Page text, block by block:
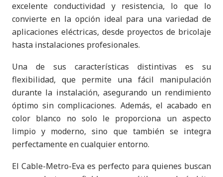
excelente conductividad y resistencia, lo que lo
convierte en la opción ideal para una variedad de
aplicaciones eléctricas, desde proyectos de bricolaje
hasta instalaciones profesionales.
Una de sus características distintivas es su
flexibilidad, que permite una fácil manipulación
durante la instalación, asegurando un rendimiento
óptimo sin complicaciones. Además, el acabado en
color blanco no solo le proporciona un aspecto
limpio y moderno, sino que también se integra
perfectamente en cualquier entorno.
El Cable-Metro-Eva es perfecto para quienes buscan